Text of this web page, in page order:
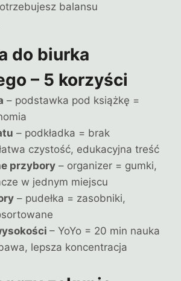
balansu
do biurka
– 5 korzyści
– podstawka pod książkę =
– podkładka = brak
czystość, edukacyjna treść
przybory– organizer = gumki,
w jednym miejscu
– pudełka = zasobniki,
– YoYo = 20 min nauka
lepsza koncentracja